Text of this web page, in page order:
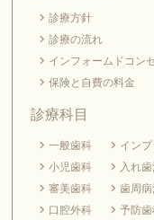
診療方針
診療の流れ
インフォームドコン
保険と自費の料金
診療科目
一般歯科
小児歯科
審美歯科
口腔外科
インプ
入れ
歯周病
予防